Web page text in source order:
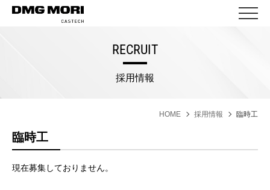
RECRUIT
採用情報
HOME 採用情報 臨時工
臨時工
現在募集しておりません。